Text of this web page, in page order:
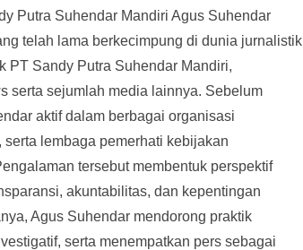
Putra Suhendar Mandiri Agus Suhendar
telah lama berkecimpung di dunia jurnalistik
PT Sandy Putra Suhendar Mandiri,
serta sejumlah media lainnya. Sebelum
aktif dalam berbagai organisasi
lembaga pemerhati kebijakan
tersebut membentuk perspektif
akuntabilitas, dan kepentingan
Agus Suhendar mendorong praktik
serta menempatkan pers sebagai